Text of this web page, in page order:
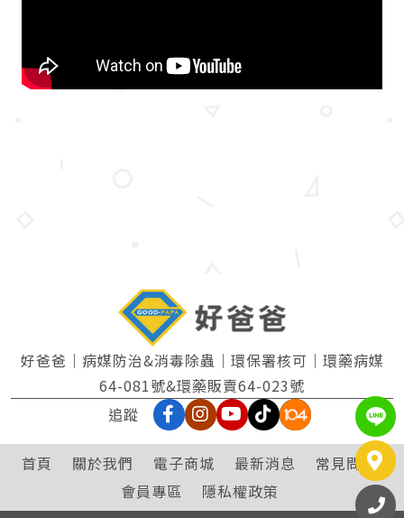
好爸爸｜病媒防治&消毒除蟲｜環保署核可｜環藥病媒
64-081號&環藥販賣64-023號
追蹤
首頁 關於我們 電子商城 最新消息
常見問題
會員專區
隱私權政策